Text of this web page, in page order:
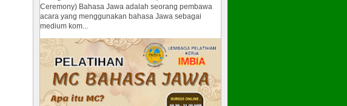
Ceremony) Bahasa Jawa adalah seorang pembawa
acara yang menggunakan bahasa Jawa sebagai
medium kom...